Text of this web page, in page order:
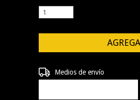
Entregas para el CP:
Medios de envío